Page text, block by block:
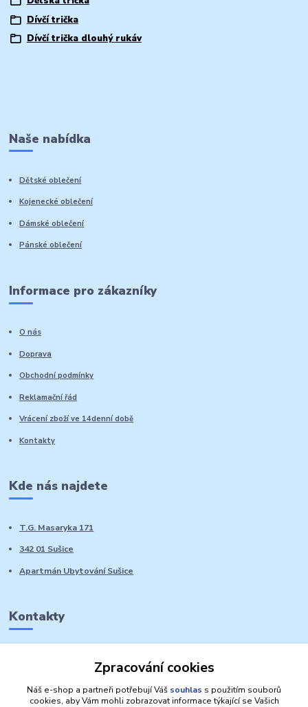
Dívčí trička
Dívčí trička dlouhý rukáv
Naše nabídka
Dětské oblečení
Kojenecké oblečení
Dámské oblečení
Pánské oblečení
Informace pro zákazníky
O nás
Doprava
Obchodní podmínky
Reklamační řád
Vrácení zboží ve 14denní době
Kontakty
Kde nás najdete
T.G. Masaryka 171
342 01 Sušice
Apartmán Ubytování Sušice
Kontakty
Zpracování cookies
Náš e-shop a partneři potřebují Váš souhlas s použitím souborů
cookies, aby Vám mohli zobrazovat informace týkající se Vašich